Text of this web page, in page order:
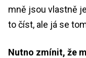
mně jsou vlastně
to číst, ale já se
Nutno zmínit, že